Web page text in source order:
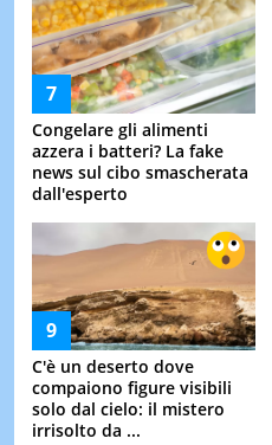
Congelare gli alimenti
azzera i batteri? La fake
news sul cibo smascherata
dall'esperto
C'è un deserto dove
compaiono figure visibili
solo dal cielo: il mistero
irrisolto da ...